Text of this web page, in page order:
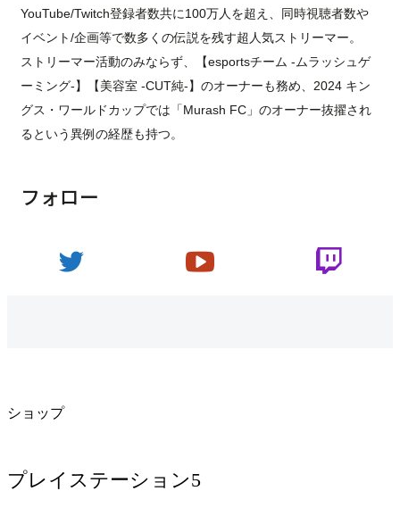
YouTube/Twitch登録者数共に100万人を超え、同時視聴者数や
イベント/企画等で数多くの伝説を残す超人気ストリーマー。
ストリーマー活動のみならず、【esportsチーム -ムラッシュゲ
ーミング-】【美容室 -CUT純-】のオーナーも務め、2024 キン
グス・ワールドカップでは「Murash FC」のオーナー抜擢され
るという異例の経歴も持つ。
フォロー
ショップ
プレイステーション5